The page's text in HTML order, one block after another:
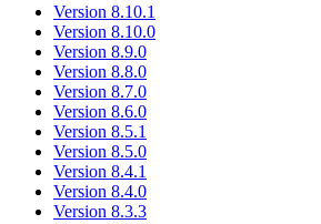
Version 8.10.1
Version 8.10.0
Version 8.9.0
Version 8.8.0
Version 8.7.0
Version 8.6.0
Version 8.5.1
Version 8.5.0
Version 8.4.1
Version 8.4.0
Version 8.3.3